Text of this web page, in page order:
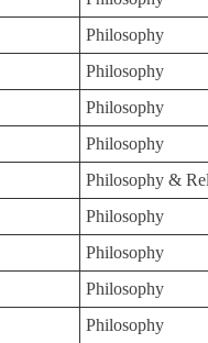
Philosophy
Philosophy
Philosophy
Philosophy
Philosophy &
Philosophy
Philosophy
Philosophy
Philosophy